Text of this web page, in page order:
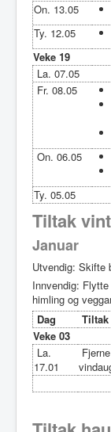
On. 13.05
Ty. 12.05
Veke 19
La. 07.05
Fr. 08.05
On. 06.05
Ty. 05.05
Tiltak
Januar
Utvendig: Skifte
Innvendig:
himling og
Dag
Tiltak
Veke 03
La.
17.01